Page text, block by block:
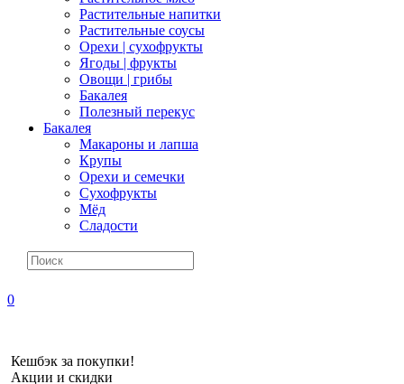
Растительные напитки
Растительные соусы
Орехи | сухофрукты
Ягоды | фрукты
Овощи | грибы
Бакалея
Полезный перекус
Бакалея
Макароны и лапша
Крупы
Орехи и семечки
Сухофрукты
Мёд
Сладости
0
Кешбэк за покупки!
Акции и скидки